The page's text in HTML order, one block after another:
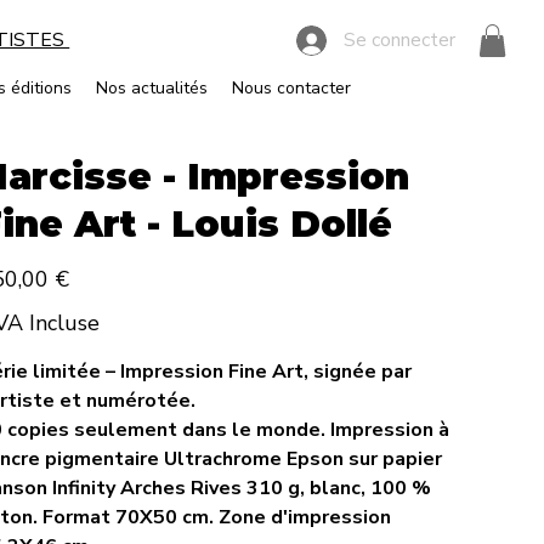
éditions Nos actualités Nous contacter
Se connecter
- Impression
Art - Louis Dollé
€
Incluse
limitée – Impression Fine Art, signée par
et numérotée.
copies seulement dans le monde. Impression à
pigmentaire Ultrachrome Epson sur papier
Infinity Arches Rives 310 g, blanc, 100 %
Format 70X50 cm. Zone d'impression